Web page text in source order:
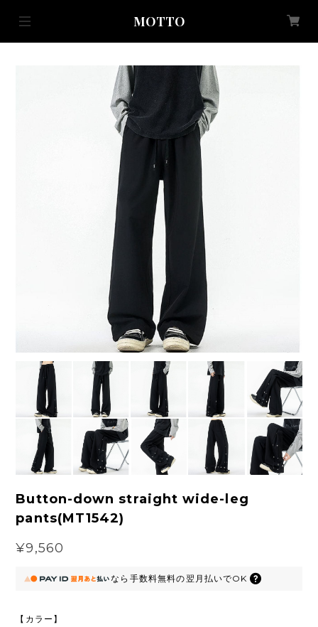
MOTTO
Button-down straight wide-leg
pants(MT1542)
¥9,560
なら 手数料無料の翌月払いでOK
【カラー】